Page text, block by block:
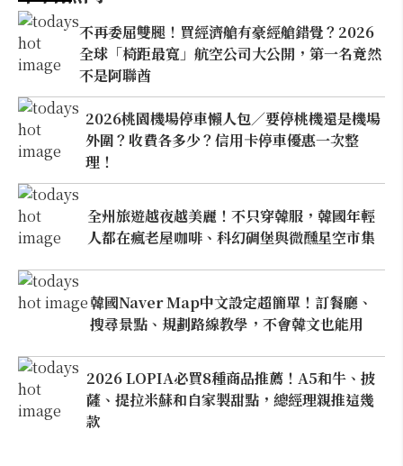
不再委屈雙腿！買經濟艙有豪經艙錯覺？2026
全球「椅距最寬」航空公司大公開，第一名竟然
不是阿聯酋
2026桃園機場停車懶人包／要停桃機還是機場
外圍？收費各多少？信用卡停車優惠一次整
理！
全州旅遊越夜越美麗！不只穿韓服，韓國年輕
人都在瘋老屋咖啡、科幻碉堡與微醺星空市集
韓國Naver Map中文設定超簡單！訂餐廳、
搜尋景點、規劃路線教學，不會韓文也能用
2026 LOPIA必買8種商品推薦！A5和牛、披
薩、提拉米蘇和自家製甜點，總經理親推這幾
款